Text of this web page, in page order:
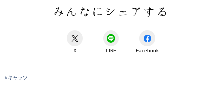
みんなにシェアする
X LINE Facebook
#キャッツ